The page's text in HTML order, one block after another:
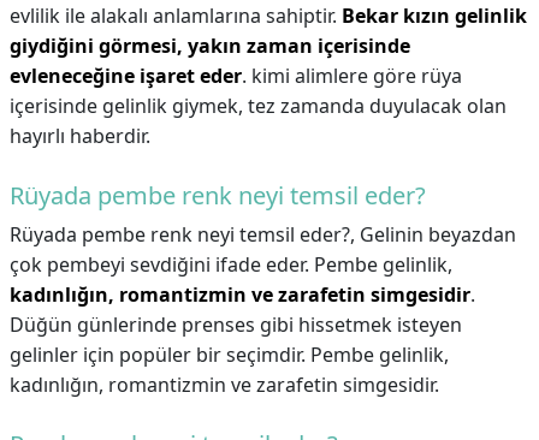
evlilik ile alakalı anlamlarına sahiptir. Bekar kızın gelinlik
giydiğini görmesi, yakın zaman içerisinde
evleneceğine işaret eder. kimi alimlere göre rüya
içerisinde gelinlik giymek, tez zamanda duyulacak olan
hayırlı haberdir.
Rüyada pembe renk neyi temsil eder?
Rüyada pembe renk neyi temsil eder?, Gelinin beyazdan
çok pembeyi sevdiğini ifade eder. Pembe gelinlik,
kadınlığın, romantizmin ve zarafetin simgesidir.
Düğün günlerinde prenses gibi hissetmek isteyen
gelinler için popüler bir seçimdir. Pembe gelinlik,
kadınlığın, romantizmin ve zarafetin simgesidir.